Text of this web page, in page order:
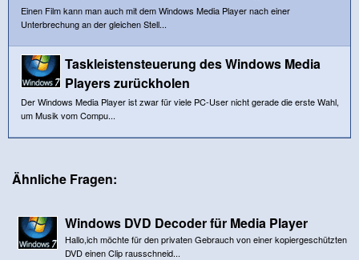
Einen Film kann man auch mit dem Windows Media Player nach einer
Unterbrechung an der gleichen Stell...
Taskleistensteuerung des Windows Media
Players zurückholen
Der Windows Media Player ist zwar für viele PC-User nicht gerade die erste Wahl,
um Musik vom Compu...
Ähnliche Fragen:
Windows DVD Decoder für Media Player
Hallo,ich möchte für den privaten Gebrauch von einer kopiergeschützten
DVD einen Clip rausschneid...